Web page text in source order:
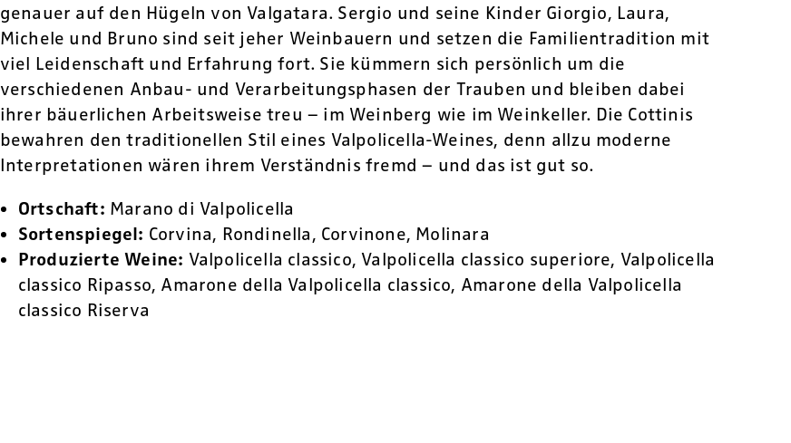
genauer auf den Hügeln von Valgatara. Sergio und seine Kinder Giorgio, Laura,
Michele und Bruno sind seit jeher Weinbauern und setzen die Familientradition mit
viel Leidenschaft und Erfahrung fort. Sie kümmern sich persönlich um die
verschiedenen Anbau- und Verarbeitungsphasen der Trauben und bleiben dabei
ihrer bäuerlichen Arbeitsweise treu – im Weinberg wie im Weinkeller. Die Cottinis
bewahren den traditionellen Stil eines Valpolicella-Weines, denn allzu moderne
Interpretationen wären ihrem Verständnis fremd – und das ist gut so.
Ortschaft: Marano di Valpolicella
Sortenspiegel: Corvina, Rondinella, Corvinone, Molinara
Produzierte Weine: Valpolicella classico, Valpolicella classico superiore, Valpolicella
classico Ripasso, Amarone della Valpolicella classico, Amarone della Valpolicella
classico Riserva